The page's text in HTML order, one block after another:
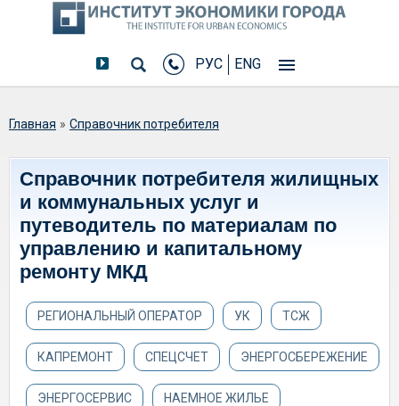
РУС ENG
Вы здесь
Главная » Справочник потребителя
Справочник потребителя жилищных
и коммунальных услуг и
путеводитель по материалам по
управлению и капитальному
ремонту МКД
РЕГИОНАЛЬНЫЙ ОПЕРАТОР УК ТСЖ
КАПРЕМОНТ СПЕЦСЧЕТ ЭНЕРГОСБЕРЕЖЕНИЕ
ЭНЕРГОСЕРВИС НАЕМНОЕ ЖИЛЬЕ